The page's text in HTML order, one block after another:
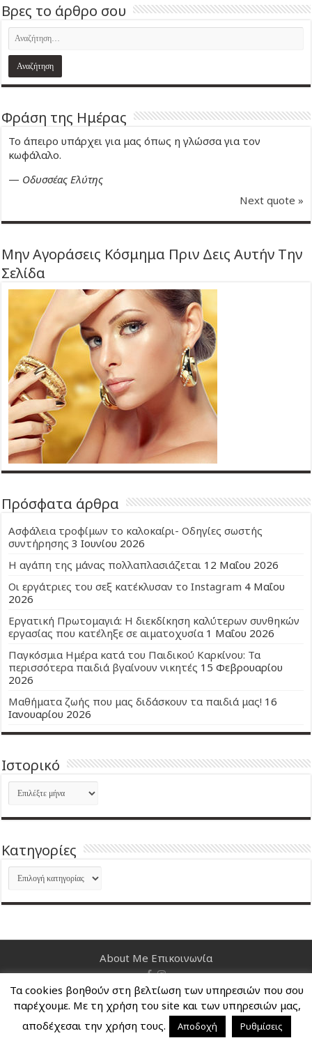
Βρες το άρθρο σου
Φράση της Ημέρας
Το άπειρο υπάρχει για μας όπως η γλώσσα για τον
κωφάλαλο.
— Οδυσσέας Ελύτης
Next quote »
Μην Αγοράσεις Κόσμημα Πριν Δεις Αυτήν Την
Σελίδα
Πρόσφατα άρθρα
Ασφάλεια τροφίμων το καλοκαίρι- Οδηγίες σωστής
συντήρησης 3 Ιουνίου 2026
Η αγάπη της μάνας πολλαπλασιάζεται 12 Μαΐου 2026
Οι εργάτριες του σεξ κατέκλυσαν το Instagram 4 Μαΐου
2026
Εργατική Πρωτομαγιά: Η διεκδίκηση καλύτερων συνθηκών
εργασίας που κατέληξε σε αιματοχυσία 1 Μαΐου 2026
Παγκόσμια Ημέρα κατά του Παιδικού Καρκίνου: Τα
περισσότερα παιδιά βγαίνουν νικητές 15 Φεβρουαρίου
2026
Μαθήματα ζωής που μας διδάσκουν τα παιδιά μας! 16
Ιανουαρίου 2026
Ιστορικό
Ιστορικό
Kατηγορίες
Kατηγορίες
About Me Επικοινωνία
Nancy's Blog © Copyright 2026, All Rights Reserved
Τα cookies βοηθούν στη βελτίωση των υπηρεσιών που σου
παρέχουμε. Με τη χρήση του site και των υπηρεσιών μας,
αποδέχεσαι την χρήση τους.
Αποδοχή Ρυθμίσεις